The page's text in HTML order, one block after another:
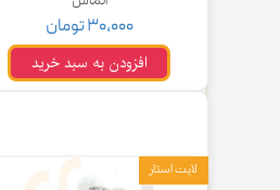
چسب خودرو
۳۰,۰۰۰ تومان
افزودن به سبد خرید
لایت استار